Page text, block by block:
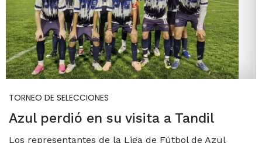
TORNEO DE SELECCIONES
Azul perdió en su visita a Tandil
Los representantes de la Liga de Fútbol de Azul